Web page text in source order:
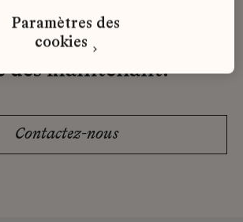
à votre profil ?
votre candidature
dès maintenant.
Contactez-nous
Paramètres des
cookies